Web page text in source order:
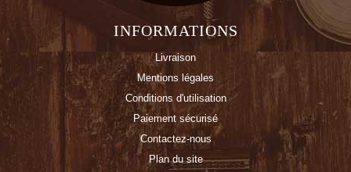
INFORMATIONS
Livraison
Mentions légales
Conditions d'utilisation
Paiement sécurisé
Contactez-nous
Plan du site